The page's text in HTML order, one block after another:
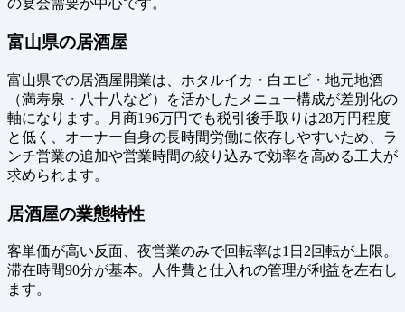
の宴会需要が中心です。
富山県の居酒屋
富山県での居酒屋開業は、ホタルイカ・白エビ・地元地酒
（満寿泉・八十八など）を活かしたメニュー構成が差別化の
軸になります。月商196万円でも税引後手取りは28万円程度
と低く、オーナー自身の長時間労働に依存しやすいため、ラ
ンチ営業の追加や営業時間の絞り込みで効率を高める工夫が
求められます。
居酒屋の業態特性
客単価が高い反面、夜営業のみで回転率は1日2回転が上限。
滞在時間90分が基本。人件費と仕入れの管理が利益を左右し
ます。